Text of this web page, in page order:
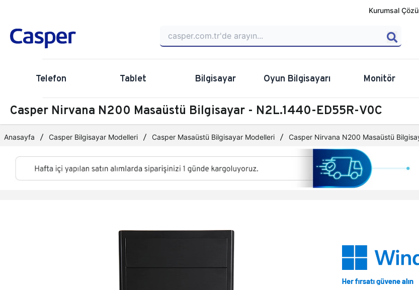
Kurumsal
Telefon Tablet Bilgisayar Oyun Bilgisayarı Monitör
Casper Nirvana N200 Masaüstü Bilgisayar - N2L.1440-ED55R-V0C
Anasayfa Casper Bilgisayar Modelleri Casper Masaüstü Bilgisayar Modelleri Casper Nirvana N200 Masaüstü